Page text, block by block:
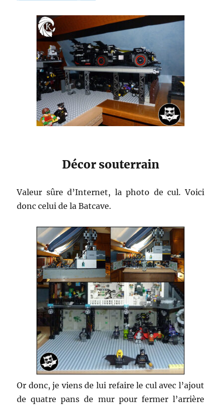
Décor souterrain
Valeur sûre d’Internet, la photo de cul. Voici
donc celui de la Batcave.
Or donc, je viens de lui refaire le cul avec l’ajout
de quatre pans de mur pour fermer l’arrière